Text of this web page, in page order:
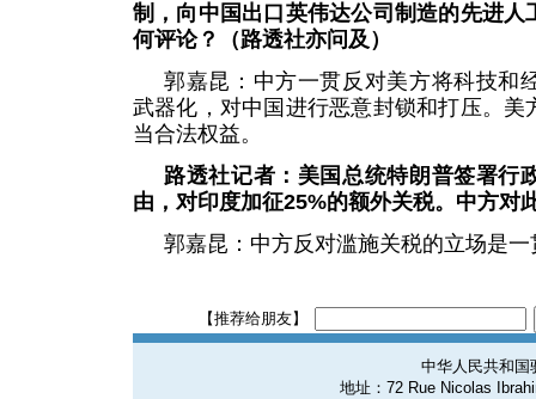
制，向中国出口英伟达公司制造的先进人
何评论？（路透社亦问及）
郭嘉昆：中方一贯反对美方将科技和
武器化，对中国进行恶意封锁和打压。美
当合法权益。
路透社记者：美国总统特朗普签署行
由，对印度加征25%的额外关税。中方对
郭嘉昆：中方反对滥施关税的立场是
【推荐给朋友】
中华人民共和国
地址：72 Rue Nicolas